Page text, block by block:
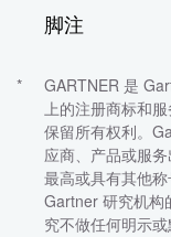
脚注
GARTNER 是
上的注册商标和
保留所有权利。
应商、产品或服
最高或具有其他
Gartner 研究机构
究不做任何明示